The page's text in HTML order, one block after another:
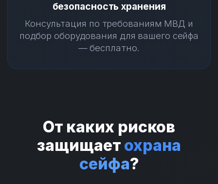
безопасность хранения
Консультация по требованиям МВД и
подбор оборудования для вашего сейфа
— бесплатно.
От каких рисков
защищает охрана
сейфа?